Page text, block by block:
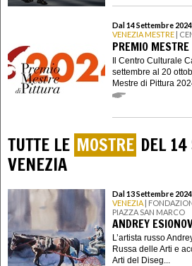
Dal 14 Settembre
VENEZIA MESTRE |
PREMIO
Il Centro Culturale
settembre al 20
Mestre di Pittura
TUTTE LE MOSTRE DEL
VENEZIA
Dal 13 Settembre
VENEZIA |
PIAZZA SAN MARCO
ANDREY
L’artista russo
Russa delle Arti e
Arti del Diseg...